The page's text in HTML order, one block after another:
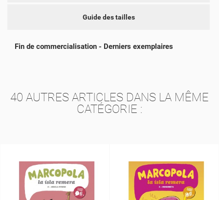
Guide des tailles
Fin de commercialisation - Derniers exemplaires
40 AUTRES ARTICLES DANS LA MÊME
CATÉGORIE :